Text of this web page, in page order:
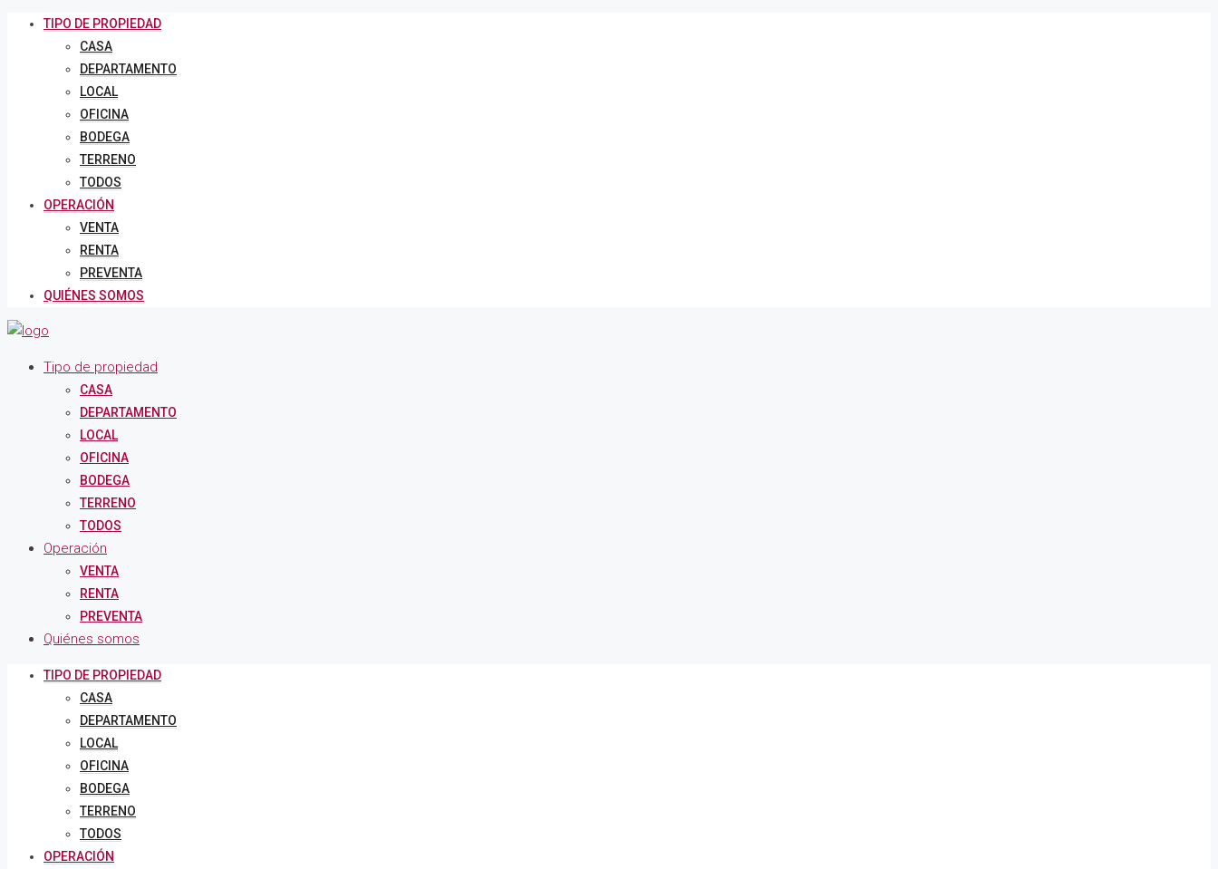
TIPO DE PROPIEDAD
CASA
DEPARTAMENTO
LOCAL
OFICINA
BODEGA
TERRENO
TODOS
OPERACIÓN
VENTA
RENTA
PREVENTA
QUIÉNES SOMOS
Tipo de propiedad
CASA
DEPARTAMENTO
LOCAL
OFICINA
BODEGA
TERRENO
TODOS
Operación
VENTA
RENTA
PREVENTA
Quiénes somos
TIPO DE PROPIEDAD
CASA
DEPARTAMENTO
LOCAL
OFICINA
BODEGA
TERRENO
TODOS
OPERACIÓN